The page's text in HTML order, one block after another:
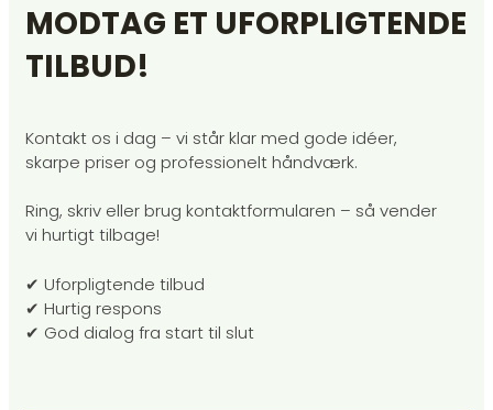
MODTAG ET UFORPLIGTENDE
TILBUD!
Kontakt os i dag – vi står klar med gode idéer,
skarpe priser og professionelt håndværk.
Ring, skriv eller brug kontaktformularen – så vender
vi hurtigt tilbage!
✔ Uforpligtende tilbud
✔ Hurtig respons
✔ God dialog fra start til slut